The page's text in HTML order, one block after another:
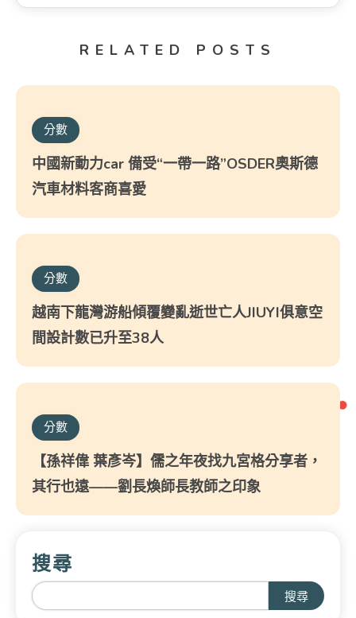
RELATED POSTS
分數
中國新動力car 備受“一帶一路”OSDER奧斯德
汽車材料客商喜愛
分數
越南下龍灣游船傾覆變亂逝世亡人JIUYI俱意空
間設計數已升至38人
分數
【孫祥偉 葉彥岑】儒之年夜找九宮格分享者，
其行也遠——劉長煥師長教師之印象
搜尋
搜尋